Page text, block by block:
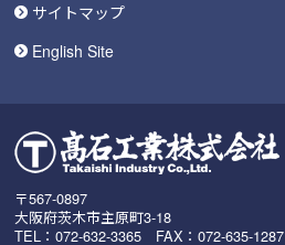
サイトマップ
English Site
〒567-0897
大阪府茨木市主原町3-18
TEL：072-632-3365 FAX：072-635-1287